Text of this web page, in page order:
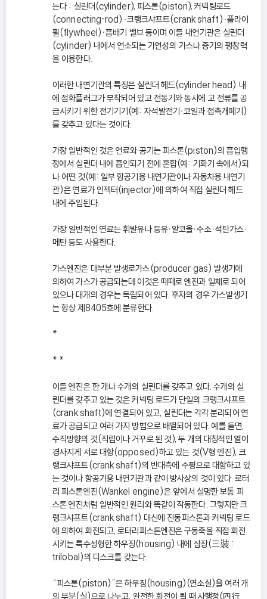
는다 : 실린더(cylinder), 피스톤(piston), 커넥팅로드
(connecting-rod)ㆍ크랭크샤프트(crank shaft)ㆍ플라이
휠(flywheel)ㆍ흡배기 밸브 등이며 이들 내연기관은 실린더
(cylinder) 내에서 연소되는 가연성의 가스나 증기의 팽창력
을 이용한다.
이러한 내연기관의 특징은 실린더 헤드(cylinder head) 내
에 점화플러그가 부착되어 있고 전동기와 동시에 고 전류를 공
급시키기 위한 전기기기(예: 자석발전기ㆍ코일과 접촉개폐기)
를 갖추고 있다는 것이다.
가장 일반적인 것은 연료와 공기는 피스톤(piston)의 흡입행
정에서 실린더 내에 흡인되기 전에 혼합(예: 기화기 속에서)되
나 어떤 것(예: 일부 항공기용 내연기관이나 자동차용 내연기
관)은 연료가 인젝터(injector)에 의하여 직접 실린더 헤드
내에 주입된다.
가장 일반적인 연료는 휘발유나 등유ㆍ알코올ㆍ수소ㆍ석탄가스ㆍ
메탄 등도 사용한다.
가스엔진은 대부분 발생로가스(producer gas) 발생기에
의하여 가스가 공급되는데 이것은 때때로 엔진과 일체로 되어
있으나 대개의 경우는 독립되어 있다. 후자의 경우 가스발생기
는 항상 제8405호에 분류한다.
*
* *
이들 엔진은 한 개나 수개의 실린더를 갖추고 있다. 수개의 실
린더를 갖추고 있는 것은 커넥팅 로드가 단일의 크랭크샤프트
(crank shaft)에 연결되어 있고, 실린더는 각각 분리되어 연
료가 공급되고 여러 가지 방법으로 배열되어 있다. 예를 들면,
수직방향의 것(직립이나 거꾸로 된 것), 두 개의 대칭적인 열이
경사지게 서로 대항(opposed)하고 있는 것(V형 엔진), 크
랭크샤프트(crank shaft)의 반대측에 수평으로 대항하고 있
는 것이나 항공기용 내연기관과 같이 방사상의 것이 있다. 로터
리 피스톤엔진(Wankel engine)은 앞에서 설명한 보통 피
스톤 엔진처럼 일반적인 원리와 똑같이 작동한다. 그렇지만 크
랭크샤프트(crank shaft) 대신에 진동피스톤과 커넥팅 로드
에 의하여 회전되고, 로터리피스톤엔진은 구동축을 직접 회전
시키는 특수성형한 하우징(housing) 내에 삼장(三裝 :
trilobal)의 디스크를 갖는다.
“피스톤(piston)”은 하우징(housing)(연소실)을 여러 개
의 부분(실)으로 나누고, 완전한 회전이 될 때 사행정(四行